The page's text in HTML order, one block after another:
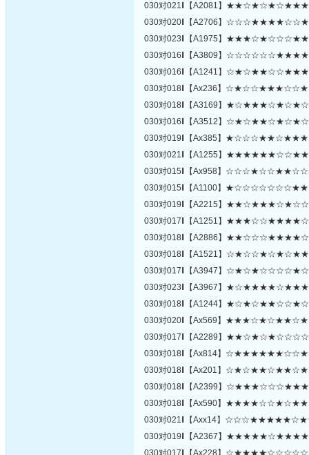
030对021‖【A2081】
030对020‖【A2706】
030对023‖【A1975】
030对016‖【A3809】
030对016‖【A1241】
030对018‖【Ax236】
030对018‖【A3169】
030对016‖【A3512】
030对019‖【Ax385】
030对021‖【A1255】
030对015‖【Ax958】
030对015‖【A1100】
030对019‖【A2215】
030对017‖【A1251】
030对018‖【A2886】
030对018‖【A1521】
030对017‖【A3947】
030对023‖【A3967】
030对018‖【A1244】
030对020‖【Ax569】
030对017‖【A2289】
030对018‖【Ax814】
030对018‖【Ax201】
030对018‖【A2399】
030对018‖【Ax590】
030对021‖【Axx14】
030对019‖【A2367】
030对017‖【Ax228】